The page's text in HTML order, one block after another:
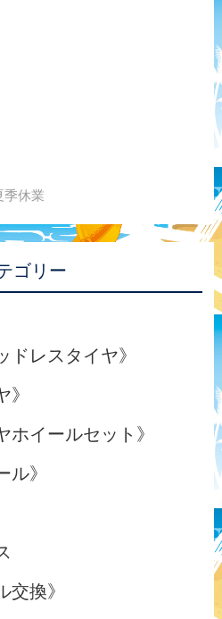
季休業
ゴリー
ドレスタイヤ》
ホイールセット》
ル》
交換》